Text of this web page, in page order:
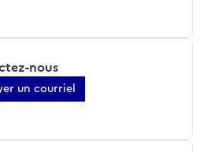
nous
un courriel